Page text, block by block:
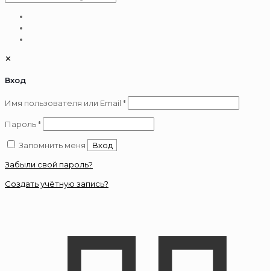
✕
Вход
Имя пользователя или Email *Обязательно
Пароль*Обязательно
Запомнить меня
Вход
Забыли свой пароль?
Создать учётную запись?